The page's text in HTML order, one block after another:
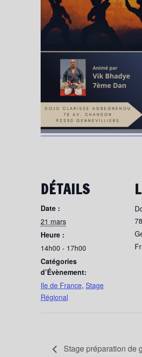
DÉTAILS
Date :
21 mars
Heure :
14h00 - 17h00
Catégories
d’Évènement:
Ile de France, Stage
Régional
Stage préparation de